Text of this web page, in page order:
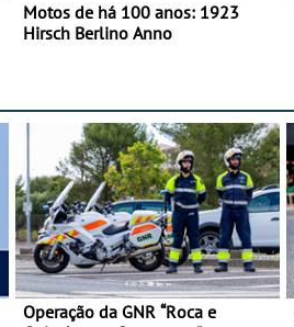
Motos de há 100 anos: 1923
Hirsch Berlino Anno
Operação da GNR “Roca e